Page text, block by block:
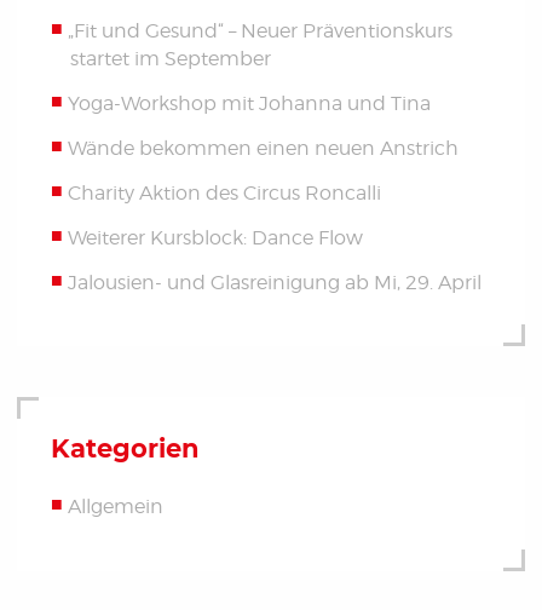
„Fit und Gesund“ – Neuer Präventionskurs
startet im September
Yoga-Workshop mit Johanna und Tina
Wände bekommen einen neuen Anstrich
Charity Aktion des Circus Roncalli
Weiterer Kursblock: Dance Flow
Jalousien- und Glasreinigung ab Mi, 29. April
Kategorien
Allgemein